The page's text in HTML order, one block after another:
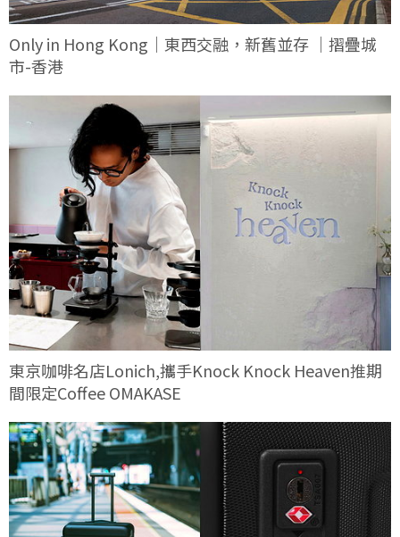
Only in Hong Kong｜東西交融，新舊並存 ｜摺疊城
市-香港
東京咖啡名店Lonich,攜手Knock Knock Heaven推期
間限定Coffee OMAKASE